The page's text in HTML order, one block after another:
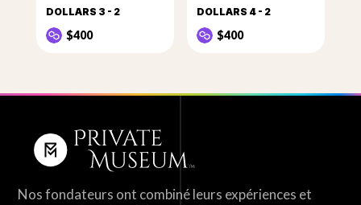
DOLLARS 3 - 2
$400
DOLLARS 4 - 2
$400
Nos fondateurs ont combiné leurs expériences et